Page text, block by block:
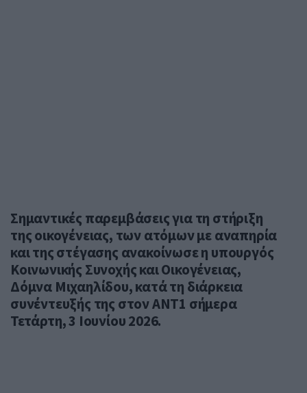
Σημαντικές παρεμβάσεις για τη στήριξη
της οικογένειας, των ατόμων με αναπηρία
και της στέγασης ανακοίνωσε η υπουργός
Κοινωνικής Συνοχής και Οικογένειας,
Δόμνα Μιχαηλίδου, κατά τη διάρκεια
συνέντευξής της στον ΑΝΤ1 σήμερα
Τετάρτη, 3 Ιουνίου 2026.